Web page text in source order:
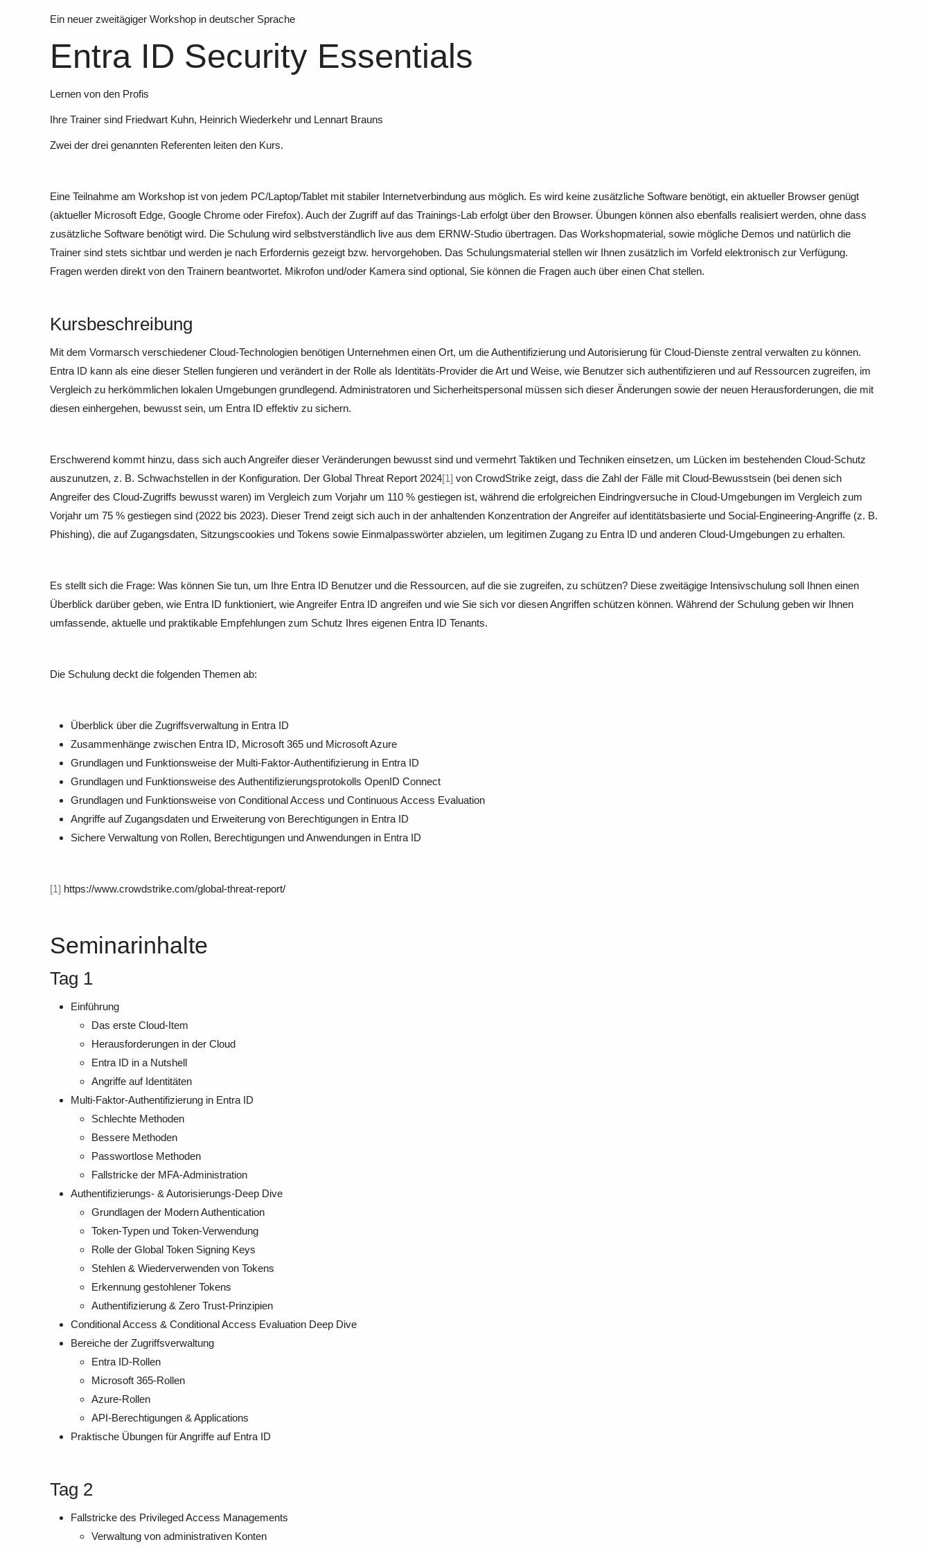
Ein neuer zweitägiger Workshop in deutscher Sprache
Entra ID Security Essentials
Lernen von den Profis
Ihre Trainer sind Friedwart Kuhn, Heinrich Wiederkehr und Lennart Brauns
Zwei der drei genannten Referenten leiten den Kurs.
Eine Teilnahme am Workshop ist von jedem PC/Laptop/Tablet mit stabiler Internetverbindung aus möglich. Es wird keine zusätzliche Software benötigt, ein aktueller Browser genügt
(aktueller Microsoft Edge, Google Chrome oder Firefox). Auch der Zugriff auf das Trainings-Lab erfolgt über den Browser. Übungen können also ebenfalls realisiert werden, ohne dass
zusätzliche Software benötigt wird. Die Schulung wird selbstverständlich live aus dem ERNW-Studio übertragen. Das Workshopmaterial, sowie mögliche Demos und natürlich die
Trainer sind stets sichtbar und werden je nach Erfordernis gezeigt bzw. hervorgehoben. Das Schulungsmaterial stellen wir Ihnen zusätzlich im Vorfeld elektronisch zur Verfügung.
Fragen werden direkt von den Trainern beantwortet. Mikrofon und/oder Kamera sind optional, Sie können die Fragen auch über einen Chat stellen.
Kursbeschreibung
Mit dem Vormarsch verschiedener Cloud-Technologien benötigen Unternehmen einen Ort, um die Authentifizierung und Autorisierung für Cloud-Dienste zentral verwalten zu können.
Entra ID kann als eine dieser Stellen fungieren und verändert in der Rolle als Identitäts-Provider die Art und Weise, wie Benutzer sich authentifizieren und auf Ressourcen zugreifen, im
Vergleich zu herkömmlichen lokalen Umgebungen grundlegend. Administratoren und Sicherheitspersonal müssen sich dieser Änderungen sowie der neuen Herausforderungen, die mit
diesen einhergehen, bewusst sein, um Entra ID effektiv zu sichern.
Erschwerend kommt hinzu, dass sich auch Angreifer dieser Veränderungen bewusst sind und vermehrt Taktiken und Techniken einsetzen, um Lücken im bestehenden Cloud-Schutz
auszunutzen, z. B. Schwachstellen in der Konfiguration. Der Global Threat Report 2024[1] von CrowdStrike zeigt, dass die Zahl der Fälle mit Cloud-Bewusstsein (bei denen sich
Angreifer des Cloud-Zugriffs bewusst waren) im Vergleich zum Vorjahr um 110 % gestiegen ist, während die erfolgreichen Eindringversuche in Cloud-Umgebungen im Vergleich zum
Vorjahr um 75 % gestiegen sind (2022 bis 2023). Dieser Trend zeigt sich auch in der anhaltenden Konzentration der Angreifer auf identitätsbasierte und Social-Engineering-Angriffe (z. B.
Phishing), die auf Zugangsdaten, Sitzungscookies und Tokens sowie Einmalpasswörter abzielen, um legitimen Zugang zu Entra ID und anderen Cloud-Umgebungen zu erhalten.
Es stellt sich die Frage: Was können Sie tun, um Ihre Entra ID Benutzer und die Ressourcen, auf die sie zugreifen, zu schützen? Diese zweitägige Intensivschulung soll Ihnen einen
Überblick darüber geben, wie Entra ID funktioniert, wie Angreifer Entra ID angreifen und wie Sie sich vor diesen Angriffen schützen können. Während der Schulung geben wir Ihnen
umfassende, aktuelle und praktikable Empfehlungen zum Schutz Ihres eigenen Entra ID Tenants.
Die Schulung deckt die folgenden Themen ab:
Überblick über die Zugriffsverwaltung in Entra ID
Zusammenhänge zwischen Entra ID, Microsoft 365 und Microsoft Azure
Grundlagen und Funktionsweise der Multi-Faktor-Authentifizierung in Entra ID
Grundlagen und Funktionsweise des Authentifizierungsprotokolls OpenID Connect
Grundlagen und Funktionsweise von Conditional Access und Continuous Access Evaluation
Angriffe auf Zugangsdaten und Erweiterung von Berechtigungen in Entra ID
Sichere Verwaltung von Rollen, Berechtigungen und Anwendungen in Entra ID
[1] https://www.crowdstrike.com/global-threat-report/
Seminarinhalte
Tag 1
Einführung
Das erste Cloud-Item
Herausforderungen in der Cloud
Entra ID in a Nutshell
Angriffe auf Identitäten
Multi-Faktor-Authentifizierung in Entra ID
Schlechte Methoden
Bessere Methoden
Passwortlose Methoden
Fallstricke der MFA-Administration
Authentifizierungs- & Autorisierungs-Deep Dive
Grundlagen der Modern Authentication
Token-Typen und Token-Verwendung
Rolle der Global Token Signing Keys
Stehlen & Wiederverwenden von Tokens
Erkennung gestohlener Tokens
Authentifizierung & Zero Trust-Prinzipien
Conditional Access & Conditional Access Evaluation Deep Dive
Bereiche der Zugriffsverwaltung
Entra ID-Rollen
Microsoft 365-Rollen
Azure-Rollen
API-Berechtigungen & Applications
Praktische Übungen für Angriffe auf Entra ID
Tag 2
Fallstricke des Privileged Access Managements
Verwaltung von administrativen Konten